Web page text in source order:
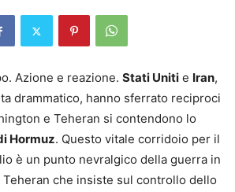
Azione e reazione. Stati Uniti e Iran,
drammatico, hanno sferrato reciproci
e Teheran si contendono lo
Hormuz. Questo vitale corridoio per il
è un punto nevralgico della guerra in
che insiste sul controllo dello